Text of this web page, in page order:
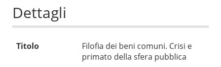
Dettagli
Titolo
Filofia dei beni comuni. Crisi e
primato della sfera pubblica